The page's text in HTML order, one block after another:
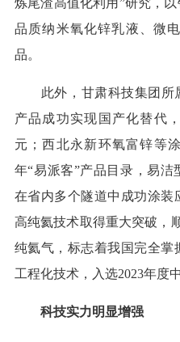
炼尾渣高值化利用”研究，
品质纳米氧化锌乳液、微
品。
此外，甘肃科技集团所
产品成功实现国产化替代
元；西北永新环氧富锌等
年“易派客”产品目录，易
在省内多个隧道中成功涂装
高纯氦技术取得重大突破，
纯氦气，标志着我国完全
工程化技术，入选2023年度
科技实力明显增强